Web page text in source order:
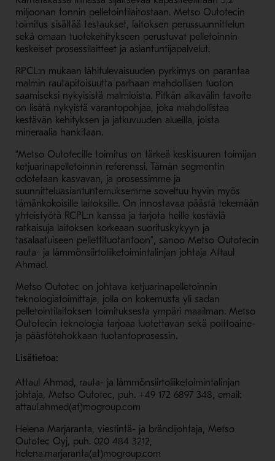
miljoonan tonnin pelletointilaitostaan. Metso Outotecin
toimitus sisältää testaukset, laitoksen perussuunnittelun
sekä omaan tuotekehitykseen perustuvat pelletoinnin
keskeiset prosessilaitteet ja asiantuntijapalvelut.
RPCL:n mukaan lähitulevaisuuden pyrkimys on parantaa
malmin rautapitoisuutta parhaan mahdollisen tuoton
saamiseksi nykyisistä malmioista. Pitkän aikavälin tavoite
on lisätä nykyistä varantopohjaa, joka mahdollistaa
kestävän kehityksen ja jatkuvuuden alueilla, joista
mineraalia hankitaan.
“Metso Outotecille toimitus on tärkeä keskisuuren toimijan
ketjuarinapelletoinnin referenssi. Tämän segmentin
odotetaan kasvavan, ja prosessimme ja
suunnitteluasiantuntemuksemme soveltuu hyvin myös
tämänkokoisille laitoksille. On innostavaa päästä tekemään
yhteistyötä RCPL:n kanssa ja tarjota heille kestäviä
ratkaisuja laitoksen korkeaan suorituskykyyn ja
tasalaatuiseen pellettituotantoon”, sanoo Metso Outotecin
rauta- ja lämmönsiirtoliiketoimintalinjan johtaja Attaul
Ahmad.
Metso Outotec on johtava ketjuarinapelletoinnin
teknologiatoimittaja, jolla on kokemusta yli sadan
pelletointilaitoksen toimituksesta ympäri maailman. Metso
Outotecin teknologia tarjoaa luotettavan sekä polttoaine-
ja päästötehokkaan tuotantoprosessin.
Lisätietoa:
Attaul Ahmad, rauta- ja lämmönsiirtoliiketoimintalinjan
johtaja, Metso Outotec, puh. +49 172 6897 348, email:
attaul.ahmed(at)mogroup.com
Helena Marjaranta, viestintä- ja brändijohtaja, Metso
Outotec Oyj, puh. 020 484 3212,
helena.marjaranta(at)mogroup.com